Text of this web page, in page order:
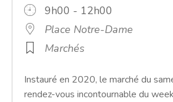
9h00 - 12h00
Place Notre-Dame
Marchés
Instauré en 2020, le marché du
rendez-vous incontournable du